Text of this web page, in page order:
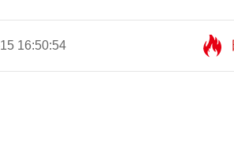
16:50:54